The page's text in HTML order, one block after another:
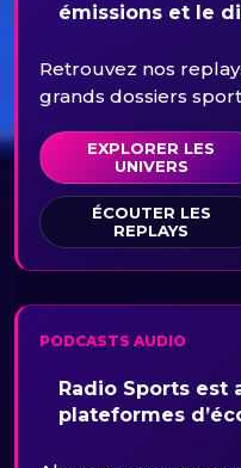
émissions et le
Retrouvez nos
grands dossiers
EXPLORER LES
UNIVERS
ÉCOUTER LES
REPLAYS
PODCASTS AUDIO
Radio Sports est
plateformes